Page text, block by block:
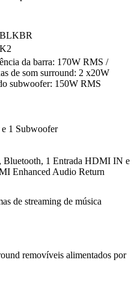
da barra: 170W RMS /
de som surround: 2 x20W
subwoofer: 150W RMS
e 1 Subwoofer
Bluetooth, 1 Entrada HDMI IN e
Enhanced Audio Return
de streaming de música
removíveis alimentados por